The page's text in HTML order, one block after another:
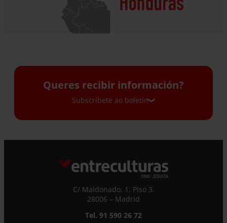
Queres recibir información?
Subscríbete ao boletín
Se desexa recibir o noso boletín informativo
mensual e correos electrónicos ocasionais nos
que lle ofrecemos información, complete este
formulario. Rexistrarémolo inmediatamente
día de todas as novidades.
C/ Maldonado, 1. Piso 3.
28006 – Madrid
Tel. 91 590 26 72